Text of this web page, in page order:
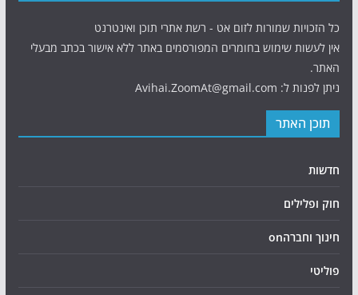
כל הזכויות שמורות לזום אט - רשת אתרי תוכן ואינטרנט
אין לעשות שימוש בחומרים המפורסמים באתר ללא אישור בכתב מבעלי
האתר.
ניתן לפנות ל: Avihai.ZoomAt@gmail.com
תוכן האתר
חדשות
חוק ופלילים
חינוך וחברהon
פוליטי